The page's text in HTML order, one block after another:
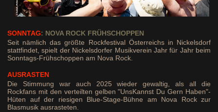
SONNTAG: NOVA ROCK FRÜHSCHOPPEN
Seit nämlich das größte Rockfestival Österreichs in Nickelsdorf
stattfindet, spielt der Nickelsdorfer Musikverein Jahr für Jahr beim
Sonntags-Frühschoppen am Nova Rock.
AUSRASTEN
Die Stimmung war auch 2025 wieder gewaltig, als all die
Rockfans mit den verteilten gelben "UnsKannst Du Gern Haben"-
Hüten auf der riesigen Blue-Stage-Bühne am Nova Rock zur
Blasmusik ausrasteten.